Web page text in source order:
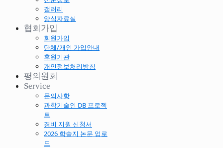
갤러리
양식자료실
협회가입
회원가입
단체/개인 가입안내
후원기관
개인정보처리방침
평의원회
Service
문의사항
과학기술인 DB 프로젝
트
경비 지원 신청서
2026 학술지 논문 업로
드